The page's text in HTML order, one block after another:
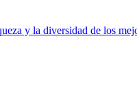
y la diversidad de los